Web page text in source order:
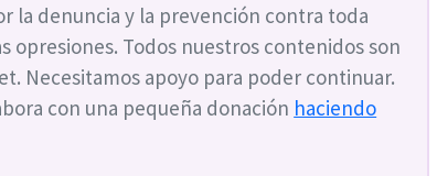
la denuncia y la prevención contra toda
opresiones. Todos nuestros contenidos son
Necesitamos apoyo para poder continuar.
con una pequeña donación haciendo